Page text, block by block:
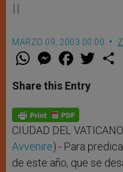
II
MARZO 09, 2003 00:00
W
t
s
p
p
M
e
s
e
g
e
r
F
a
e
b
o
k
w
Share this Entry
CIUDAD DEL
Avvenire).- Para
de este año, que se